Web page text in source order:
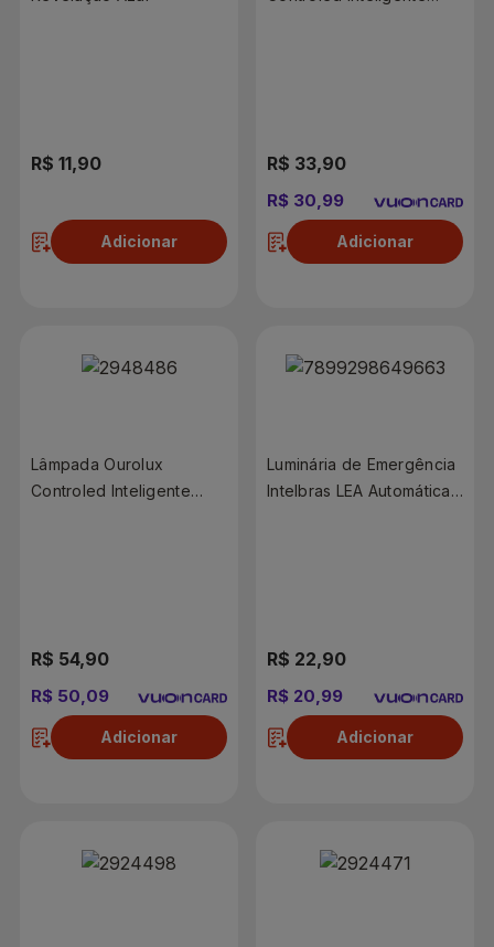
R$ 11,90
Adicionar
R$ 33,90
R$ 30,99
Adicionar
Lâmpada Ourolux
Controled Inteligente
R$ 54,90
R$ 50,09
Adicionar
Luminária de Emergência
Intelbras LEA Automática
R$ 22,90
R$ 20,99
Adicionar